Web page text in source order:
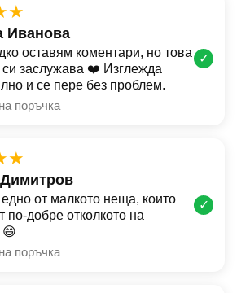
Иванова
оставям коментари, но това
си заслужава ❤️ Изглежда
и се пере без проблем.
поръчка
✓
от малкото неща, които
по-добре отколкото на
😄
поръчка
✓